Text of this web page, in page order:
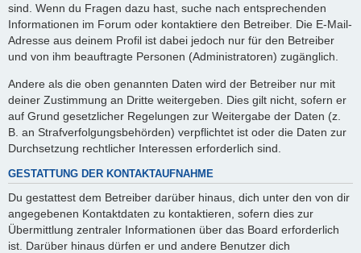
sind. Wenn du Fragen dazu hast, suche nach entsprechenden
Informationen im Forum oder kontaktiere den Betreiber. Die E-Mail-
Adresse aus deinem Profil ist dabei jedoch nur für den Betreiber
und von ihm beauftragte Personen (Administratoren) zugänglich.
Andere als die oben genannten Daten wird der Betreiber nur mit
deiner Zustimmung an Dritte weitergeben. Dies gilt nicht, sofern er
auf Grund gesetzlicher Regelungen zur Weitergabe der Daten (z.
B. an Strafverfolgungsbehörden) verpflichtet ist oder die Daten zur
Durchsetzung rechtlicher Interessen erforderlich sind.
GESTATTUNG DER KONTAKTAUFNAHME
Du gestattest dem Betreiber darüber hinaus, dich unter den von dir
angegebenen Kontaktdaten zu kontaktieren, sofern dies zur
Übermittlung zentraler Informationen über das Board erforderlich
ist. Darüber hinaus dürfen er und andere Benutzer dich